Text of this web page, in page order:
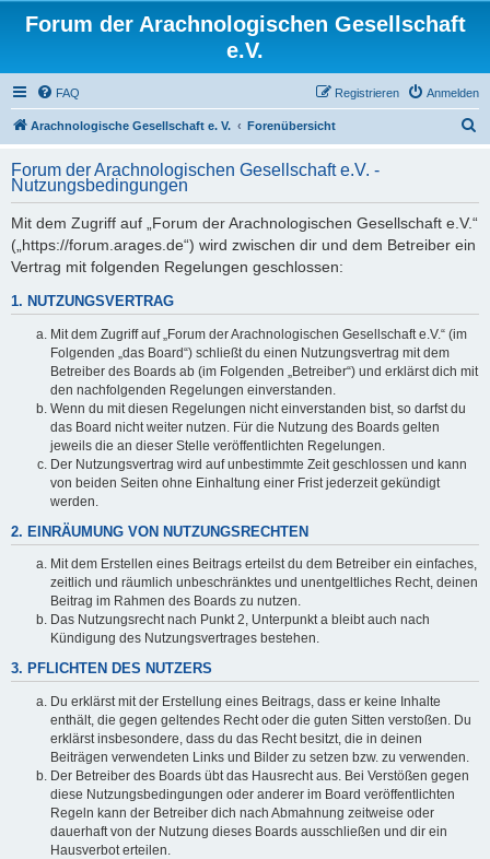
Forum der Arachnologischen Gesellschaft
e.V.
FAQ Anmelden
Registrieren
Arachnologische Gesellschaft e. V. Forenübersicht
h
Forum der Arachnologischen Gesellschaft e.V. -
Nutzungsbedingungen
Mit dem Zugriff auf „Forum der Arachnologischen Gesellschaft e.V.“
(„https://forum.arages.de“) wird zwischen dir und dem Betreiber ein
Vertrag mit folgenden Regelungen geschlossen:
1. NUTZUNGSVERTRAG
Mit dem Zugriff auf „Forum der Arachnologischen Gesellschaft e.V.“ (im
Folgenden „das Board“) schließt du einen Nutzungsvertrag mit dem
Betreiber des Boards ab (im Folgenden „Betreiber“) und erklärst dich mit
den nachfolgenden Regelungen einverstanden.
Wenn du mit diesen Regelungen nicht einverstanden bist, so darfst du
das Board nicht weiter nutzen. Für die Nutzung des Boards gelten
jeweils die an dieser Stelle veröffentlichten Regelungen.
Der Nutzungsvertrag wird auf unbestimmte Zeit geschlossen und kann
von beiden Seiten ohne Einhaltung einer Frist jederzeit gekündigt
werden.
2. EINRÄUMUNG VON NUTZUNGSRECHTEN
Mit dem Erstellen eines Beitrags erteilst du dem Betreiber ein einfaches,
zeitlich und räumlich unbeschränktes und unentgeltliches Recht, deinen
Beitrag im Rahmen des Boards zu nutzen.
Das Nutzungsrecht nach Punkt 2, Unterpunkt a bleibt auch nach
Kündigung des Nutzungsvertrages bestehen.
3. PFLICHTEN DES NUTZERS
Du erklärst mit der Erstellung eines Beitrags, dass er keine Inhalte
enthält, die gegen geltendes Recht oder die guten Sitten verstoßen. Du
erklärst insbesondere, dass du das Recht besitzt, die in deinen
Beiträgen verwendeten Links und Bilder zu setzen bzw. zu verwenden.
Der Betreiber des Boards übt das Hausrecht aus. Bei Verstößen gegen
diese Nutzungsbedingungen oder anderer im Board veröffentlichten
Regeln kann der Betreiber dich nach Abmahnung zeitweise oder
dauerhaft von der Nutzung dieses Boards ausschließen und dir ein
Hausverbot erteilen.